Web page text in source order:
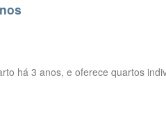
há 3 anos, e oferece quartos